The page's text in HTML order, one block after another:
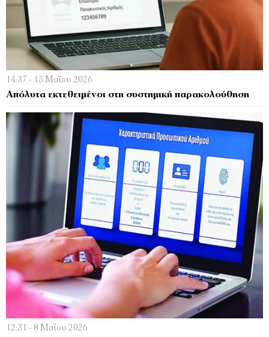
14:37 - 15 Μαΐου 2026
Απόλυτα εκτεθειμένοι στη συστημική παρακολούθηση
12:31 - 8 Μαΐου 2026